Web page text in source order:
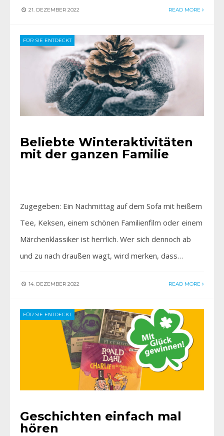
21. DEZEMBER 2022 READ MORE
FÜR SIE ENTDECKT
Beliebte Winteraktivitäten
mit der ganzen Familie
Zugegeben: Ein Nachmittag auf dem Sofa mit heißem
Tee, Keksen, einem schönen Familienfilm oder einem
Märchenklassiker ist herrlich. Wer sich dennoch ab
und zu nach draußen wagt, wird merken, dass…
14. DEZEMBER 2022 READ MORE
FÜR SIE ENTDECKT
Geschichten einfach mal
hören